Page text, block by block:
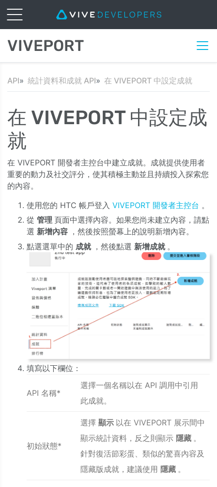
VIVEPORT
API 統計資料和成就 API 在 VIVEPORT 中設定成就
在 VIVEPORT 中設定成
就
在 VIVEPORT 開發者主控台中建立成就。成就提供使用者
重要的動力及社交評分，使其積極主動並且持續投入探索您
的內容。
使用您的 HTC 帳戶登入 VIVEPORT 開發者主控台 。
從 管理 頁面中選擇內容。如果您尚未建立內容，請點
選 新增內容 ，然後按照螢幕上的說明新增內容。
點選選單中的 成就 ，然後點選 新增成就 。
填寫以下欄位：
API 名稱*
選擇一個名稱以在 API 調用中引用
此成就。
初始狀態*
選擇 顯示 以在 VIVEPORT 展示間中
顯示統計資料，反之則顯示 隱藏 。
針對復活節彩蛋、類似的驚喜內容及
隱藏版成就，建議使用 隱藏 。